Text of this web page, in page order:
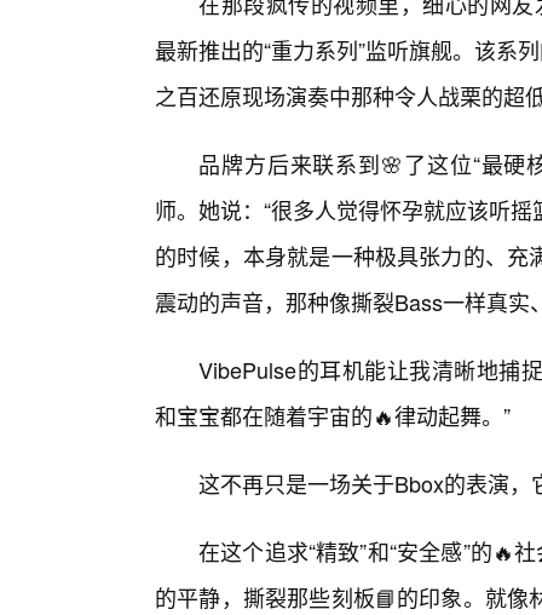
最新推出的“重力系列”监听旗舰。该系
之百还原现场演奏中那种令人战栗的超
品牌方后来联系到🌸了这位“最硬
师。她说：“很多人觉得怀孕就应该听
的时候，本身就是一种极具张力的、
震动的声音，那种像撕裂Bass一样真
VibePulse的耳机能让我清晰地捕
和宝宝都在随着宇宙的🔥律动起舞。”
这不再只是一场关于Bbox的表演，
在这个追求“精致”和“安全感”的🔥
的平静，撕裂那些刻板📘的印象。就